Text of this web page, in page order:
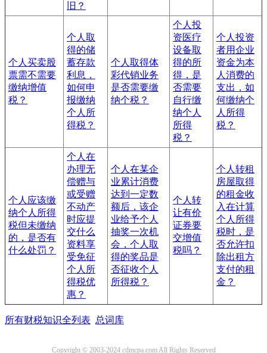
旧？
个人买卖股
票需不需要
缴纳增值
税？
个人取
得的储
蓄存款
利息，
如何申
报缴纳
个人所
得税？
个人取得体
彩代销业务
是否需要缴
纳个税？
个人投
资医疗
设备取
得的所
得，是
否需要
自行缴
纳个人
所得
税？
个人投资
者用企业
资金为本
人消费的
支出，如
何缴纳个
人所得
税？
个人应该缴
纳个人所得
税但未缴纳
的，是否有
什么处罚？
个人在
办理无
偿赠与
或受赠
不动产
时应提
交什么
资料享
受免征
个人所
得税优
惠？
个人在某企
业累计消费
达到一定数
额后，该企
业给予个人
抽奖一次机
会，个人取
得的奖品是
否征收个人
所得税？
个人转
让有价
证券要
交增值
税吗？
个人转租
房屋取得
的租金收
入在计算
个人所得
税时，是
否允许扣
除出租方
支付的租
金？
所有财税知识全列表 总词库
Copyright © 2003-2024 cdmcpa.com All Rights Reserved